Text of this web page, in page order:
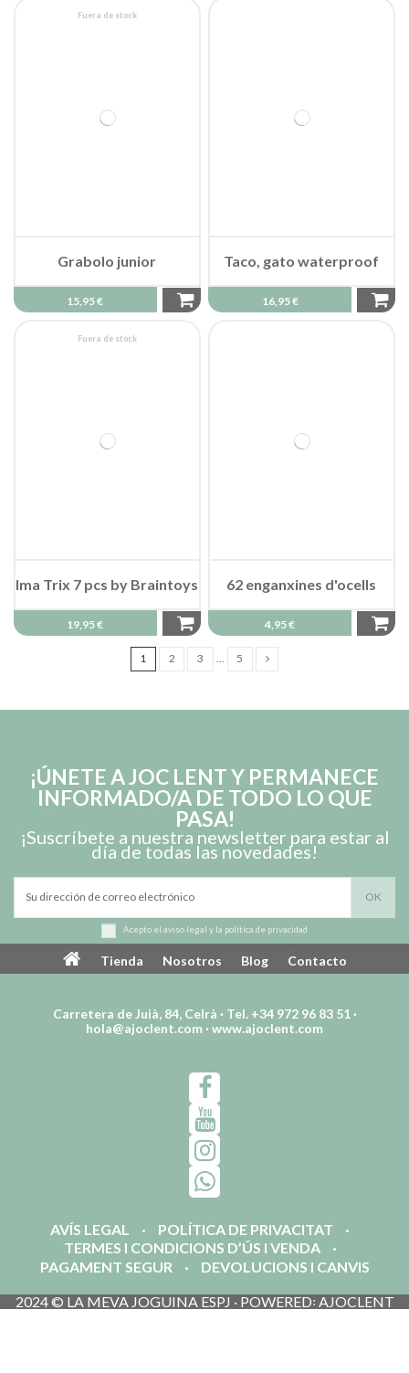
Fuera de stock
Grabolo junior
15,95 €
Taco, gato waterproof
16,95 €
Fuera de stock
Ima Trix 7 pcs by Braintoys
19,95 €
62 enganxines d'ocells
4,95 €
1 2 3 … 5
¡ÚNETE A JOC LENT Y PERMANECE
INFORMADO/A DE TODO LO QUE
PASA!
¡Suscríbete a nuestra newsletter para estar al
día de todas las novedades!
Acepto el aviso legal y la política de privacidad
Tienda Nosotros Blog Contacto
Carretera de Juià, 84, Celrà · Tel. +34 972 96 83 51 ·
hola@ajoclent.com ·www.ajoclent.com
AVÍS LEGAL
POLÍTICA DE PRIVACITAT
TERMES I CONDICIONS D’ÚS I VENDA
PAGAMENT SEGUR
DEVOLUCIONS I CANVIS
2024 © LA MEVA JOGUINA ESPJ · POWERED꞉ AJOCLENT